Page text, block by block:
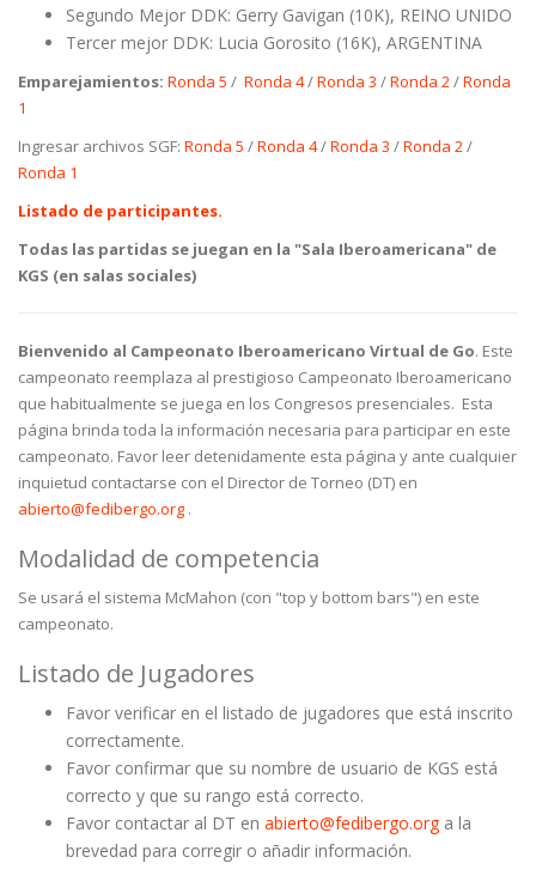
Segundo Mejor DDK: Gerry Gavigan (10K), REINO UNIDO
Tercer mejor DDK: Lucia Gorosito (16K), ARGENTINA
Emparejamientos: Ronda 5 / Ronda 4/Ronda 3 /Ronda 2/Ronda
1
Ingresar archivos SGF: Ronda 5 /Ronda 4/Ronda 3 /Ronda 2/
Ronda 1
Listado de participantes.
Todas las partidas se juegan en la "Sala Iberoamericana" de
KGS (en salas sociales)
Bienvenido al Campeonato Iberoamericano Virtual de Go. Este
campeonato reemplaza al prestigioso Campeonato Iberoamericano
que habitualmente se juega en los Congresos presenciales. Esta
página brinda toda la información necesaria para participar en este
campeonato. Favor leer detenidamente esta página y ante cualquier
inquietud contactarse con el Director de Torneo (DT) en
abierto@fedibergo.org .
Modalidad de competencia
Se usará el sistema McMahon (con "top y bottom bars") en este
campeonato.
Listado de Jugadores
Favor verificar en el listado de jugadores que está inscrito
correctamente.
Favor confirmar que su nombre de usuario de KGS está
correcto y que su rango está correcto.
Favor contactar al DT en abierto@fedibergo.orga la
brevedad para corregir o añadir información.